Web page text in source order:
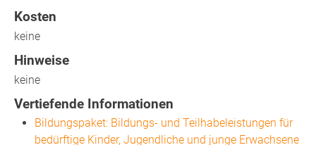
Kosten
keine
Hinweise
keine
Vertiefende Informationen
Bildungspaket: Bildungs- und Teilhabeleistungen für
bedürftige Kinder, Jugendliche und junge Erwachsene